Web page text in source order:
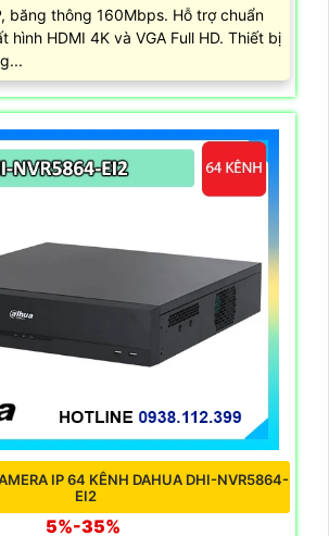
băng thông 160Mbps. Hỗ trợ chuẩn
hình HDMI 4K và VGA Full HD. Thiết bị
IP 64 KÊNH DAHUA DHI-NVR5864-
EI2
5%-35%